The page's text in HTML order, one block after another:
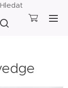
Hledat